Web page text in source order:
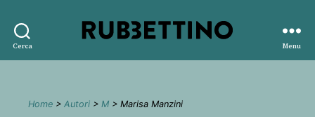
Cerca
editore
Menu
Home > Autori > M > Marisa Manzini